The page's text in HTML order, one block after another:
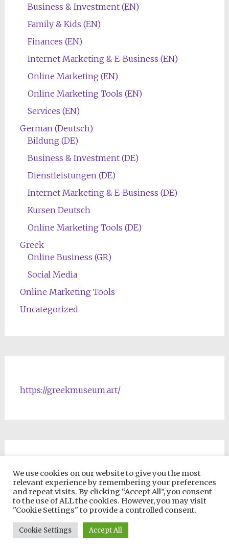
Business & Investment (EN)
Family & Kids (EN)
Finances (EN)
Internet Marketing & E-Business (EN)
Online Marketing (EN)
Online Marketing Tools (EN)
Services (EN)
German (Deutsch)
Bildung (DE)
Business & Investment (DE)
Dienstleistungen (DE)
Internet Marketing & E-Business (DE)
Kursen Deutsch
Online Marketing Tools (DE)
Greek
Online Business (GR)
Social Media
Online Marketing Tools
Uncategorized
https://greekmuseum.art/
Copyright © 2026VIP ONLINE UNIVERSITY
Theme:Radiateby ThemeGrill. Powered by
We use cookies on our website to give you the most
relevant experience by remembering your preferences
and repeat visits. By clicking “Accept All”, you consent
to the use of ALL the cookies. However, you may visit
"Cookie Settings" to provide a controlled consent.
Cookie Settings Accept All